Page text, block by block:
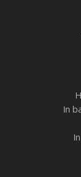
In